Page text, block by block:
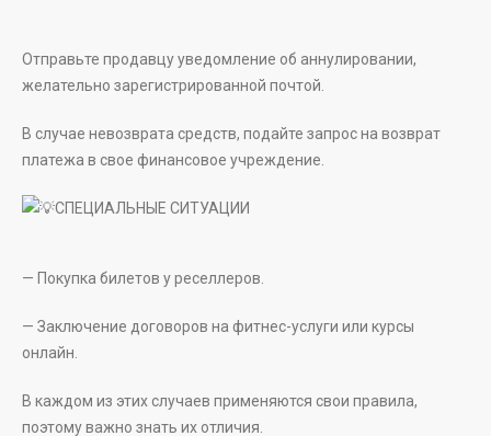
Отправьте продавцу уведомление об аннулировании,
желательно зарегистрированной почтой.
В случае невозврата средств, подайте запрос на возврат
платежа в свое финансовое учреждение.
СПЕЦИАЛЬНЫЕ СИТУАЦИИ
— Покупка билетов у реселлеров.
— Заключение договоров на фитнес-услуги или курсы
онлайн.
В каждом из этих случаев применяются свои правила,
поэтому важно знать их отличия.